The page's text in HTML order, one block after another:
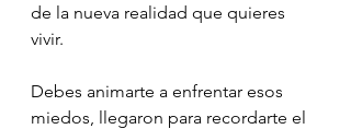
de la nueva realidad que quieres
vivir.
Debes animarte a enfrentar esos
miedos, llegaron para recordarte el